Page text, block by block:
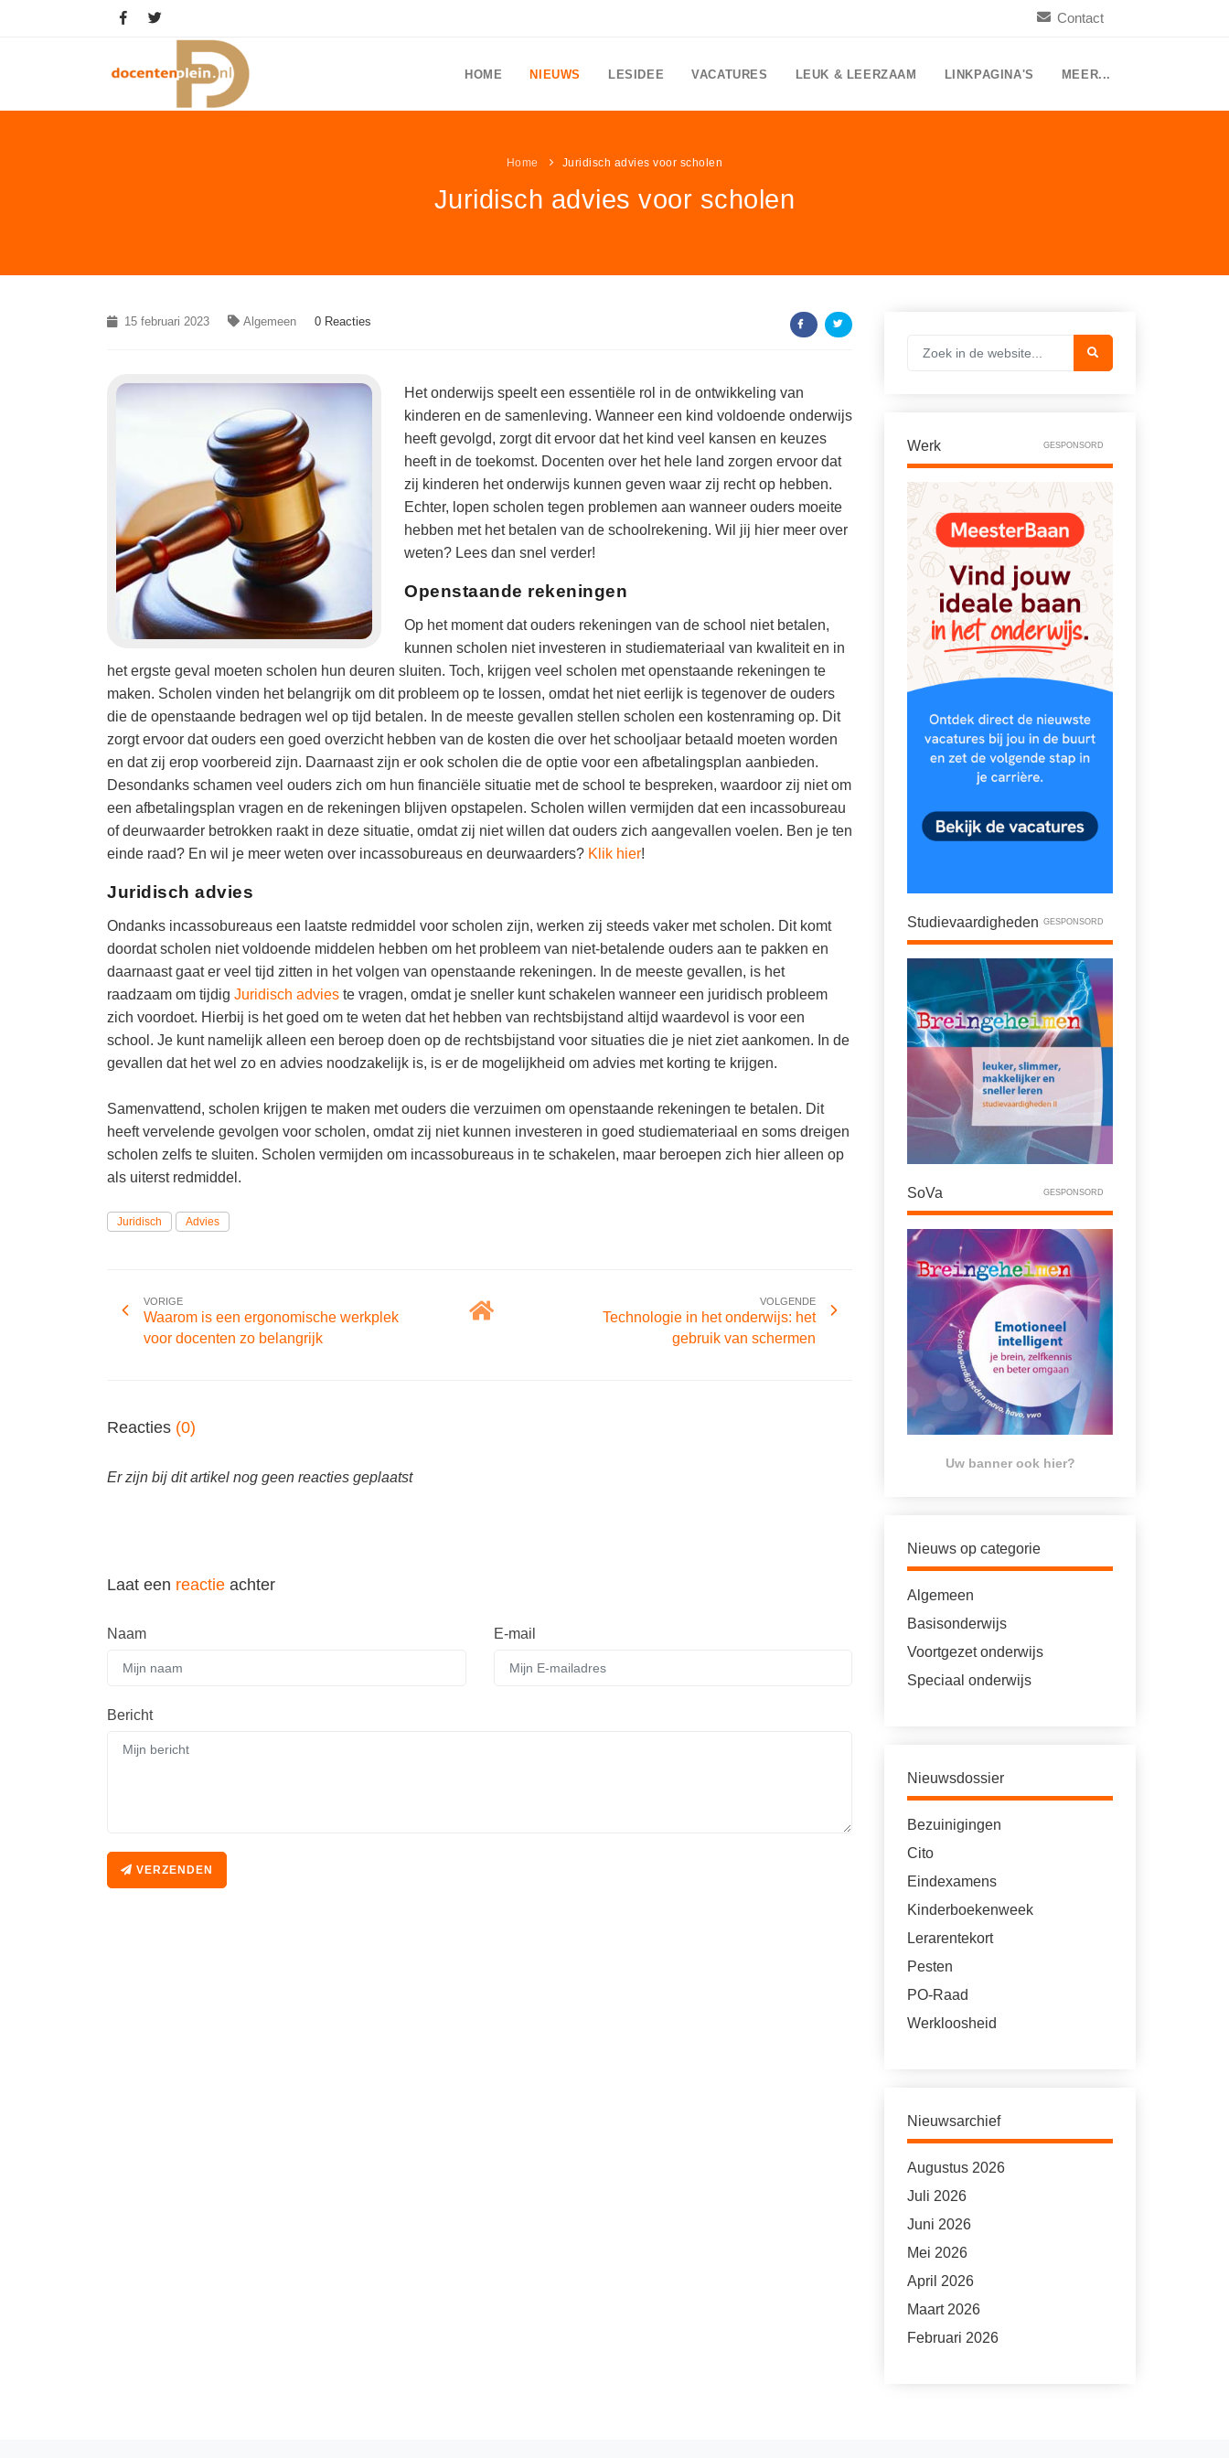
Contact
HOME NIEUWS LESIDEE VACATURES LEUK & LEERZAAM LINKPAGINA'S MEER...
Home Juridisch advies voor scholen
Juridisch advies voor scholen
15 februari 2023 Algemeen 0 Reacties
Het onderwijs speelt een essentiële rol in de ontwikkeling van
kinderen en de samenleving. Wanneer een kind voldoende onderwijs
heeft gevolgd, zorgt dit ervoor dat het kind veel kansen en keuzes
heeft in de toekomst. Docenten over het hele land zorgen ervoor dat
zij kinderen het onderwijs kunnen geven waar zij recht op hebben.
Echter, lopen scholen tegen problemen aan wanneer ouders moeite
hebben met het betalen van de schoolrekening. Wil jij hier meer over
weten? Lees dan snel verder!
Openstaande rekeningen
Op het moment dat ouders rekeningen van de school niet betalen,
kunnen scholen niet investeren in studiemateriaal van kwaliteit en in
het ergste geval moeten scholen hun deuren sluiten. Toch, krijgen veel scholen met openstaande rekeningen te
maken. Scholen vinden het belangrijk om dit probleem op te lossen, omdat het niet eerlijk is tegenover de ouders
die de openstaande bedragen wel op tijd betalen. In de meeste gevallen stellen scholen een kostenraming op. Dit
zorgt ervoor dat ouders een goed overzicht hebben van de kosten die over het schooljaar betaald moeten worden
en dat zij erop voorbereid zijn. Daarnaast zijn er ook scholen die de optie voor een afbetalingsplan aanbieden.
Desondanks schamen veel ouders zich om hun financiële situatie met de school te bespreken, waardoor zij niet om
een afbetalingsplan vragen en de rekeningen blijven opstapelen. Scholen willen vermijden dat een incassobureau
of deurwaarder betrokken raakt in deze situatie, omdat zij niet willen dat ouders zich aangevallen voelen. Ben je ten
einde raad? En wil je meer weten over incassobureaus en deurwaarders? Klik hier!
Juridisch advies
Ondanks incassobureaus een laatste redmiddel voor scholen zijn, werken zij steeds vaker met scholen. Dit komt
doordat scholen niet voldoende middelen hebben om het probleem van niet-betalende ouders aan te pakken en
daarnaast gaat er veel tijd zitten in het volgen van openstaande rekeningen. In de meeste gevallen, is het
raadzaam om tijdig Juridisch advies te vragen, omdat je sneller kunt schakelen wanneer een juridisch probleem
zich voordoet. Hierbij is het goed om te weten dat het hebben van rechtsbijstand altijd waardevol is voor een
school. Je kunt namelijk alleen een beroep doen op de rechtsbijstand voor situaties die je niet ziet aankomen. In de
gevallen dat het wel zo en advies noodzakelijk is, is er de mogelijkheid om advies met korting te krijgen.
Samenvattend, scholen krijgen te maken met ouders die verzuimen om openstaande rekeningen te betalen. Dit
heeft vervelende gevolgen voor scholen, omdat zij niet kunnen investeren in goed studiemateriaal en soms dreigen
scholen zelfs te sluiten. Scholen vermijden om incassobureaus in te schakelen, maar beroepen zich hier alleen op
als uiterst redmiddel.
Juridisch Advies
VORIGE
Waarom is een ergonomische werkplek
voor docenten zo belangrijk
VOLGENDE
Technologie in het onderwijs: het
gebruik van schermen
Reacties (0)
Er zijn bij dit artikel nog geen reacties geplaatst
Laat een reactie achter
Naam E-mail
Bericht
VERZENDEN
Werk GESPONSORD
Studievaardigheden GESPONSORD
SoVa GESPONSORD
Uw banner ook hier?
Nieuws op categorie
Algemeen
Basisonderwijs
Voortgezet onderwijs
Speciaal onderwijs
Nieuwsdossier
Bezuinigingen
Cito
Eindexamens
Kinderboekenweek
Lerarentekort
Pesten
PO-Raad
Werkloosheid
Nieuwsarchief
Augustus 2026
Juli 2026
Juni 2026
Mei 2026
April 2026
Maart 2026
Februari 2026